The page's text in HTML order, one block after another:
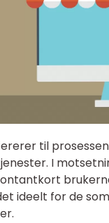
til
I
ideelt for de